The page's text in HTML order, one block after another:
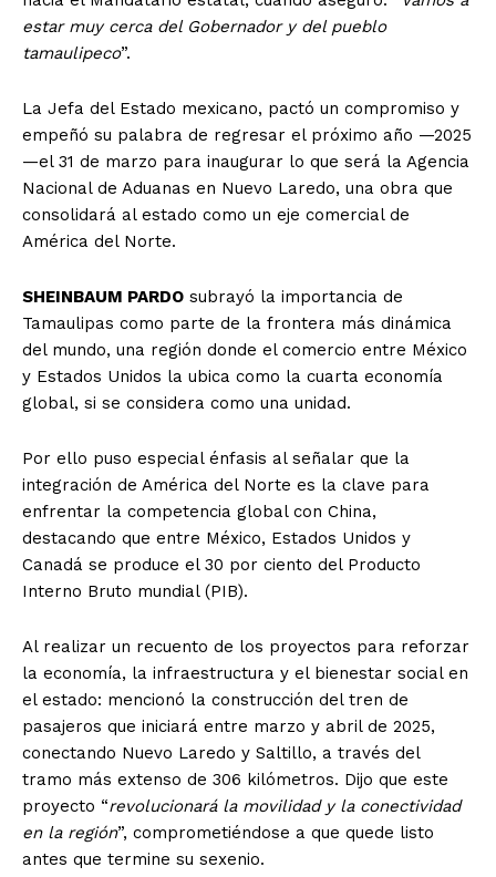
estar muy cerca del Gobernador y del pueblo
tamaulipeco”.
La Jefa del Estado mexicano, pactó un compromiso y
empeñó su palabra de regresar el próximo año —2025
—el 31 de marzo para inaugurar lo que será la Agencia
Nacional de Aduanas en Nuevo Laredo, una obra que
consolidará al estado como un eje comercial de
América del Norte.
SHEINBAUM PARDO subrayó la importancia de
Tamaulipas como parte de la frontera más dinámica
del mundo, una región donde el comercio entre México
y Estados Unidos la ubica como la cuarta economía
global, si se considera como una unidad.
Por ello puso especial énfasis al señalar que la
integración de América del Norte es la clave para
enfrentar la competencia global con China,
destacando que entre México, Estados Unidos y
Canadá se produce el 30 por ciento del Producto
Interno Bruto mundial (PIB).
Al realizar un recuento de los proyectos para reforzar
la economía, la infraestructura y el bienestar social en
el estado: mencionó la construcción del tren de
pasajeros que iniciará entre marzo y abril de 2025,
conectando Nuevo Laredo y Saltillo, a través del
tramo más extenso de 306 kilómetros. Dijo que este
proyecto “revolucionará la movilidad y la conectividad
en la región”, comprometiéndose a que quede listo
antes que termine su sexenio.